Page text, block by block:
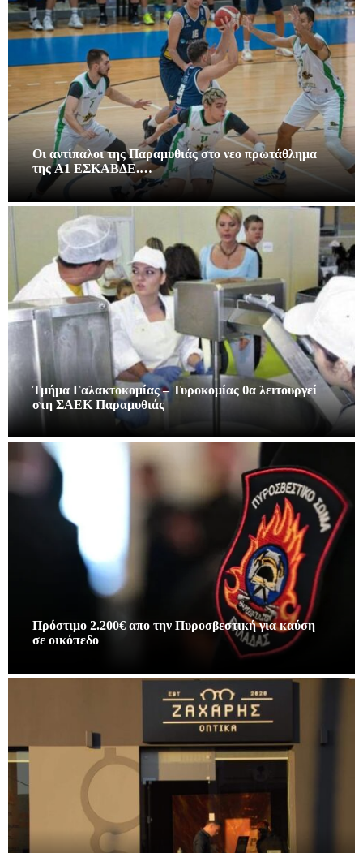
Οι αντίπαλοι της Παραμυθιάς στο νεο πρωτάθλημα
της A1 ΕΣΚΑΒΔΕ.…
Τμήμα Γαλακτοκομίας – Τυροκομίας θα λειτουργεί
στη ΣΑΕΚ Παραμυθιάς
Πρόστιμο 2.200€ απο την Πυροσβεστική για καύση
σε οικόπεδο